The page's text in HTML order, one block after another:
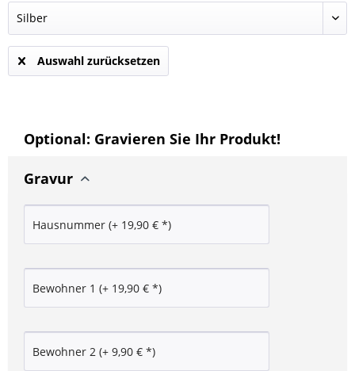
Auswahl zurücksetzen
Optional: Gravieren Sie Ihr Produkt!
Gravur